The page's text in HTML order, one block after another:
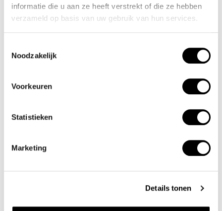
informatie die u aan ze heeft verstrekt of die ze hebben
verzameld op basis van uw gebruik van hun services.
Noodzakelijk
Voorkeuren
Statistieken
Marketing
Details tonen
douchen. Dit horloge is niet bestand tegen (grote)
waterdruk dus je kunt er niet mee duiken.
Het merk
horlogemerk Olympic levert stoere chronografen, slimline
prijs-kwaliteitverhouding staat bij Olympic hoog in het
vaandel met prijzen die uiteenlopen van € 34,95 tot en
met € 159,00. 100% Nederlands ontwerp, waterdicht en
Wil jij je eigen Olympic foto graag terug zien of wil je graag